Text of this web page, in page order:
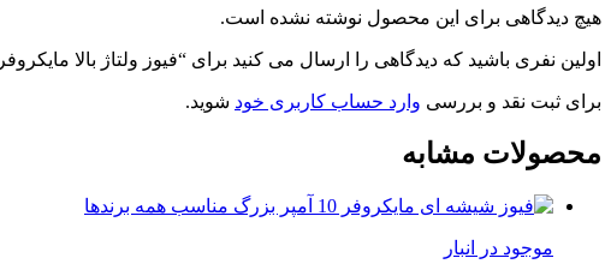
هیچ دیدگاهی برای این محصول نوشته نشده است.
اولین نفری باشید که دیدگاهی را ارسال می کنید برای “فیوز ولتاژ بالا مایکروفر High voltage با کاور”
برای ثبت نقد و بررسی وارد حساب کاربری خود شوید.
محصولات مشابه
موجود در انبار